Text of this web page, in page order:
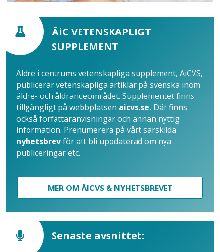
ÄiC VETENSKAPLIGT
SUPPLEMENT
Äldre i centrums vetenskapliga supplement, ÄiCVS,
publicerar vetenskapliga artiklar på svenska inom
äldre- och åldrandeområdet. Supplementet finns
tillgängligt på webbplatsen aicvs.se. Där finns
också författaranvisningar och annan nyttig
information. Prenumerera på vårt särskilda
nyhetsbrevför att bli uppdaterad om nya
publiceringar etc.
MER OM ÄICVS & NYHETSBREVET
Senaste avsnittet: